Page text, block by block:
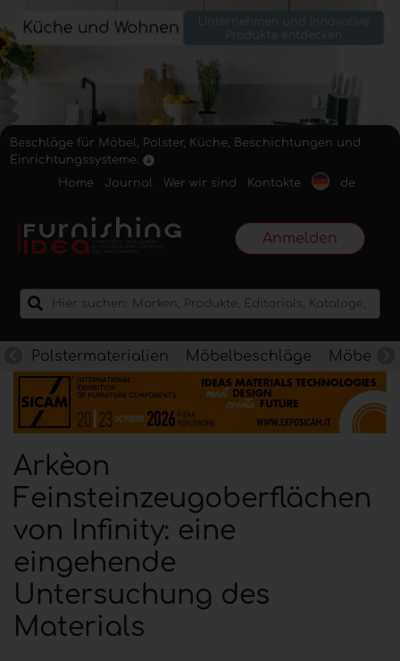
Beschläge für Möbel, Polster, Küche, Beschichtungen und
Einrichtungssysteme.
Home
Journal Wer wir sind Kontakte de
Anmelden
Polstermaterialien Möbelbeschläge
Arkèon
Feinsteinzeugoberflächen
von Infinity: eine
eingehende
Untersuchung des
Materials